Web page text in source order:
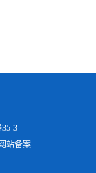
3
站备案